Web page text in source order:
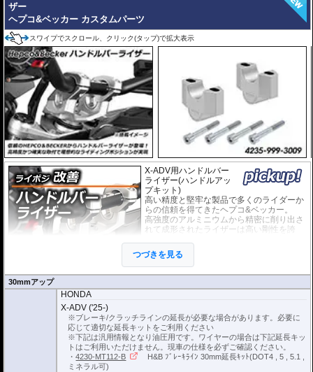
ザー
ヘプコ&ベッカー カスタムパーツ
スワイプでスクロール、クリック(タップ)で拡大表示
X-ADV用ハンドルバー
ライザー(ハンドルアッ
プキット)
高い精度と堅牢な製品で多くのライダーか
らの信頼を得てきたヘプコ&ベッカー。
高強度のアルミニウムから精密に削り出さ
れて成形されたライザーは高い剛性を誇
れることもありません。
EUの工業製品安全規格「TÜV」を取得
し、他のヘプコの商品と同様に高い安全
性、信頼性の商品となっております。
※車体の個体差によりブレーキ/クラッチラインの延長が必要な場合がありま
ブレーキ/クラッチラインの延長にはヘプコ&ベッカーの延長キットがおすすめ
をご確認ください。
つづきを見る
30mmアップ
HONDA
X-ADV ('25-)
※ブレーキ/クラッチラインの延長が必要な場合があります。必要に
応じて適切な延長キットをご利用ください
※下記は汎用情報となり油圧用です。ワイヤーの場合は下記延長キッ
トはご利用いただけません。現車の仕様を必ずご確認ください。
・4230-MT112-B
H&B ﾌﾞﾚｰｷﾗｲﾝ 30mm延長ｷｯﾄ(DOT4 , 5 , 5.1 ,
ミネラル可)